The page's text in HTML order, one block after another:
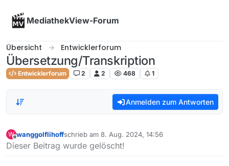
MediathekView-Forum
Übersicht Entwicklerforum
Übersetzung/Transkription
Entwicklerforum 2 2 468 1
Anmelden zum Antworten
W
Offline
wanggolflihoffschrieb am 8. Aug. 2024, 14:56
zuletzt editiert von
Dieser Beitrag wurde gelöscht!